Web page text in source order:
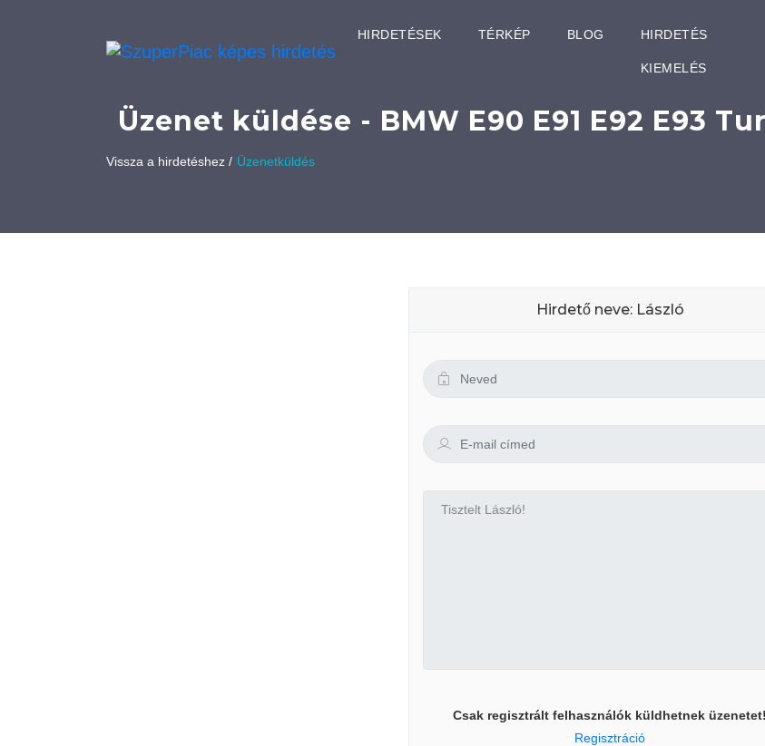
HIRDETÉSEK TÉRKÉP BLOG HIRDETÉS
KIEMELÉS
Üzenet küldése - BMW E90 E91 E92 E93
Vissza a hirdetéshez / Üzenetküldés
Hirdető neve: László
Csak regisztrált felhasználók küldhetnek üzenetet!
Regisztráció